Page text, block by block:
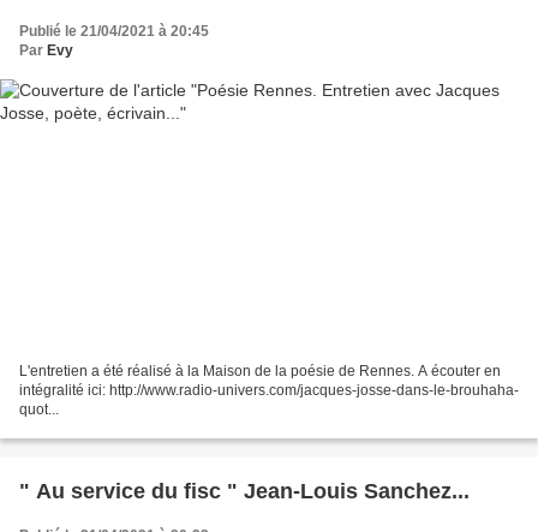
Publié le 21/04/2021 à 20:45
Par Evy
L'entretien a été réalisé à la Maison de la poésie de Rennes. A écouter en
intégralité ici: http://www.radio-univers.com/jacques-josse-dans-le-brouhaha-
quot...
" Au service du fisc " Jean-Louis Sanchez...